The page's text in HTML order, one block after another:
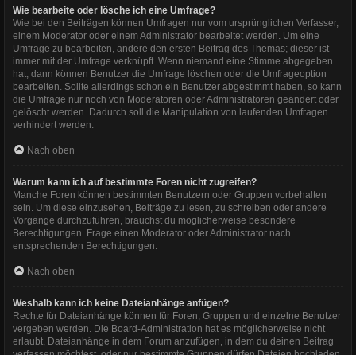
Wie bearbeite oder lösche ich eine Umfrage?
Wie bei den Beiträgen können Umfragen nur vom ursprünglichen Verfasser,
einem Moderator oder einem Administrator bearbeitet werden. Um eine
Umfrage zu bearbeiten, ändere den ersten Beitrag des Themas; dieser ist
immer mit der Umfrage verknüpft. Wenn niemand eine Stimme abgegeben
hat, dann können Benutzer die Umfrage löschen oder die Umfrageoption
bearbeiten. Sollte allerdings schon ein Benutzer abgestimmt haben, so kann
die Umfrage nur noch von Moderatoren oder Administratoren geändert oder
gelöscht werden. Dadurch soll die Manipulation von laufenden Umfragen
verhindert werden.
Nach oben
Warum kann ich auf bestimmte Foren nicht zugreifen?
Manche Foren können bestimmten Benutzern oder Gruppen vorbehalten
sein. Um diese einzusehen, Beiträge zu lesen, zu schreiben oder andere
Vorgänge durchzuführen, brauchst du möglicherweise besondere
Berechtigungen. Frage einen Moderator oder Administrator nach
entsprechenden Berechtigungen.
Nach oben
Weshalb kann ich keine Dateianhänge anfügen?
Rechte für Dateianhänge können für Foren, Gruppen und einzelne Benutzer
vergeben werden. Die Board-Administration hat es möglicherweise nicht
erlaubt, Dateianhänge in dem Forum anzufügen, in dem du deinen Beitrag